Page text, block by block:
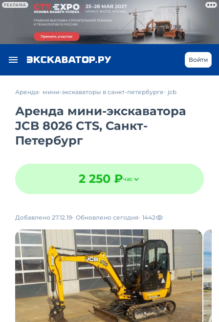
РЕКЛАМА
Войти
Аренда мини-экскаваторы в санкт-петербурге jcb
Аренда мини-экскаватора
JCB 8026 CTS, Санкт-
Петербург
2 250 ₽час
Добавлено 27.12.19 Обновлено сегодня 1442